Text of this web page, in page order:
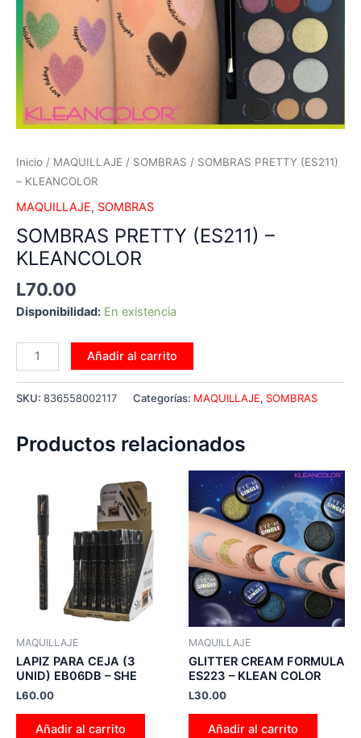
Inicio / MAQUILLAJE / SOMBRAS / SOMBRAS PRETTY (ES211)
– KLEANCOLOR
MAQUILLAJE, SOMBRAS
SOMBRAS PRETTY (ES211) –
KLEANCOLOR
L70.00
Disponibilidad: En existencia
Añadir al carrito
SKU: 836558002117 Categorías: MAQUILLAJE, SOMBRAS
Productos relacionados
MAQUILLAJE
LAPIZ PARA CEJA (3
UNID) EB06DB – SHE
L60.00
Añadir al carrito
MAQUILLAJE
GLITTER CREAM FORMULA
ES223 – KLEAN COLOR
L30.00
Añadir al carrito